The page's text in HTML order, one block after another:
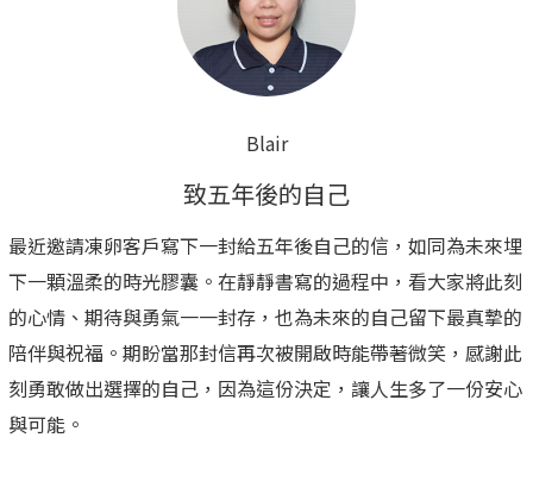
Tiffany
在「以防萬一」之外，我們
更許願一次成功
Blair
致五年後的自己
最近邀請凍卵客戶寫下一封給五年後自己的信，如同為未來埋
下一顆溫柔的時光膠囊。在靜靜書寫的過程中，看大家將此刻
的心情、期待與勇氣一一封存，也為未來的自己留下最真摯的
陪伴與祝福。期盼當那封信再次被開啟時能帶著微笑，感謝此
刻勇敢做出選擇的自己，因為這份決定，讓人生多了一份安心
與可能。